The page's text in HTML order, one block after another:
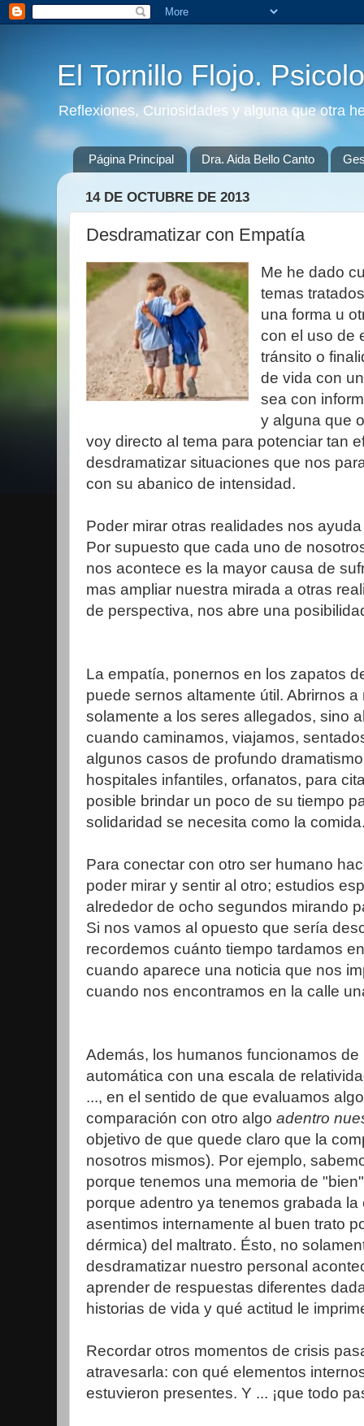
El Tornillo Flojo.
Reflexiones, Curiosidades y alguna que otra
Página Principal Dra. Aida Bello Canto
14 DE OCTUBRE DE 2013
Desdramatizar con Empatía
Me he dado
temas
una forma u
con el uso de
tránsito o
de vida con
sea con
y alguna que
voy directo al tema para potenciar tan
desdramatizar situaciones que nos
con su abanico de intensidad.
Poder mirar otras realidades nos
Por supuesto que cada uno de
nos acontece es la mayor causa de
mas ampliar nuestra mirada a otras
de perspectiva, nos abre una
La empatía, ponernos en los zapatos
puede sernos altamente útil. Abrirnos
solamente a los seres allegados, sino
cuando caminamos, viajamos,
algunos casos de profundo
hospitales infantiles, orfanatos, para
posible brindar un poco de su tiempo
solidaridad se necesita como la
Para conectar con otro ser humano
poder mirar y sentir al otro; estudios
alrededor de ocho segundos mirando
Si nos vamos al opuesto que sería
recordemos cuánto tiempo tardamos
cuando aparece una noticia que nos
cuando nos encontramos en la calle
Además, los humanos funcionamos
automática con una escala de
..., en el sentido de que evaluamos
comparación con otro algo adentro
objetivo de que quede claro que la
nosotros mismos). Por ejemplo,
porque tenemos una memoria de
porque adentro ya tenemos grabada
asentimos internamente al buen trato
dérmica) del maltrato. Ésto, no
desdramatizar nuestro personal
aprender de respuestas diferentes
historias de vida y qué actitud le
Recordar otros momentos de crisis
atravesarla: con qué elementos
estuvieron presentes. Y ... ¡que todo